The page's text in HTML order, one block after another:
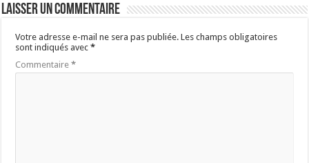
Laisser un commentaire
Votre adresse e-mail ne sera pas publiée. Les champs obligatoires
sont indiqués avec*
Commentaire*